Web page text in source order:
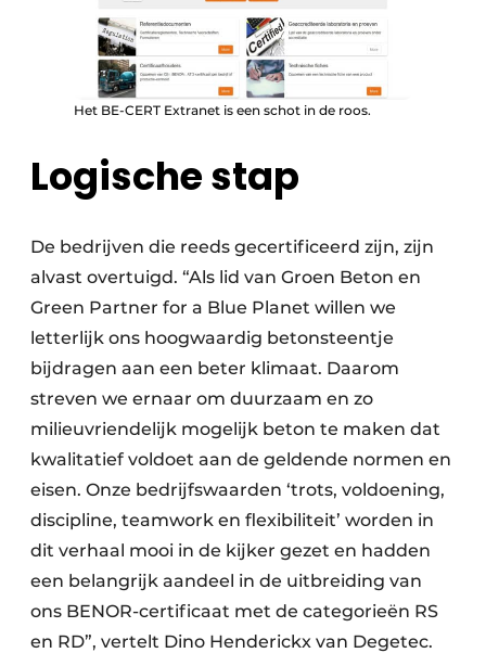
Het BE-CERT Extranet is een schot in de roos.
Logische stap
De bedrijven die reeds gecertificeerd zijn, zijn
alvast overtuigd. “Als lid van Groen Beton en
Green Partner for a Blue Planet willen we
letterlijk ons hoogwaardig betonsteentje
bijdragen aan een beter klimaat. Daarom
streven we ernaar om duurzaam en zo
milieuvriendelijk mogelijk beton te maken dat
kwalitatief voldoet aan de geldende normen en
eisen. Onze bedrijfswaarden ‘trots, voldoening,
discipline, teamwork en flexibiliteit’ worden in
dit verhaal mooi in de kijker gezet en hadden
een belangrijk aandeel in de uitbreiding van
ons BENOR-certificaat met de categorieën RS
en RD”, vertelt Dino Henderickx van Degetec.